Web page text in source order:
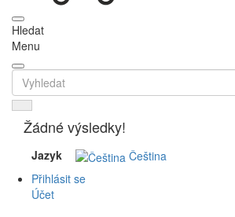
Hledat
Menu
Žádné výsledky!
Jazyk
Čeština
Přihlásit se
Účet